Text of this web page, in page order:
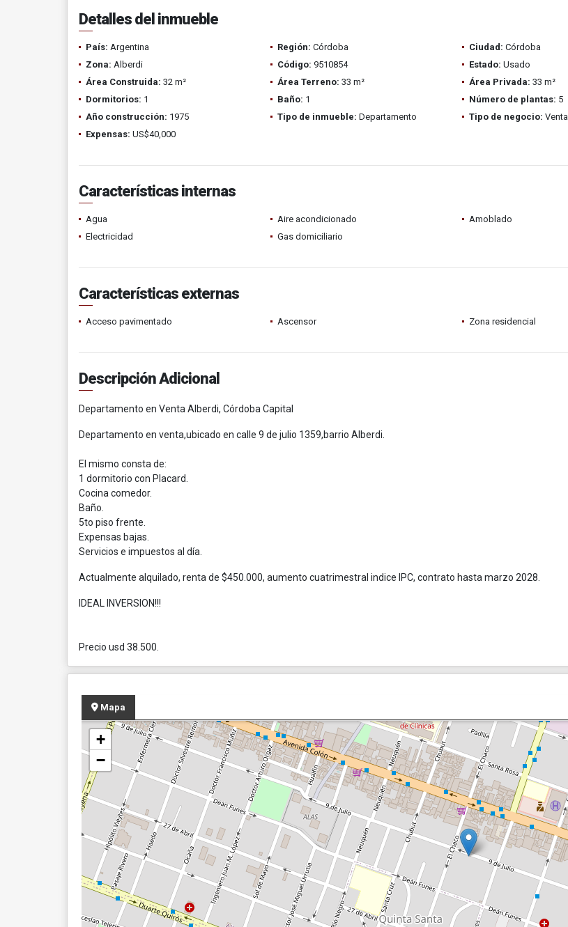
Detalles del inmueble
País: Argentina Región: Córdoba Ciudad: Córdoba
Zona: Alberdi Código: 9510854 Estado: Usado
Área Construida: 32 m² Área Terreno: 33 m² Área Privada: 33 m²
Dormitorios: 1 Baño: 1 Número de plantas: 5
Año construcción: 1975 Tipo de inmueble: Departamento Tipo de negocio: Venta
Expensas: US$40,000
Características internas
Agua Aire acondicionado
Amoblado
Electricidad
Gas domiciliario
Características externas
Acceso pavimentado Ascensor Zona residencial
Descripción Adicional
Departamento en Venta Alberdi, Córdoba Capital
Departamento en venta,ubicado en calle 9 de julio 1359,barrio Alberdi.
El mismo consta de:
1 dormitorio con Placard.
Cocina comedor.
Baño.
5to piso frente.
Expensas bajas.
Servicios e impuestos al día.
Actualmente alquilado, renta de $450.000, aumento cuatrimestral indice IPC, contrato hasta marzo 2028.
IDEAL INVERSION!!!
Precio usd 38.500.
Mapa
+
−